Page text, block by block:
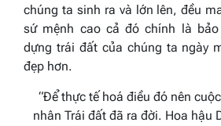
chúng ta sinh ra và lớn lên, đều
sứ mệnh cao cả đó chính là
dựng trái đất của chúng ta ngày
đẹp hơn.
“Để thực tế hoá điều đó nên
nhân Trái đất đã ra đời. Hoa hậu